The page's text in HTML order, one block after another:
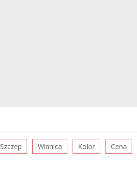
Szczep Winnica Kolor Cena